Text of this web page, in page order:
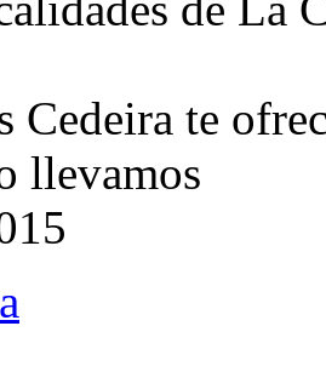
Cedeira te
llevamos